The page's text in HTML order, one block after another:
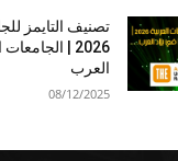
تصنيف التايمز
2026 |
العرب
08/12/2025